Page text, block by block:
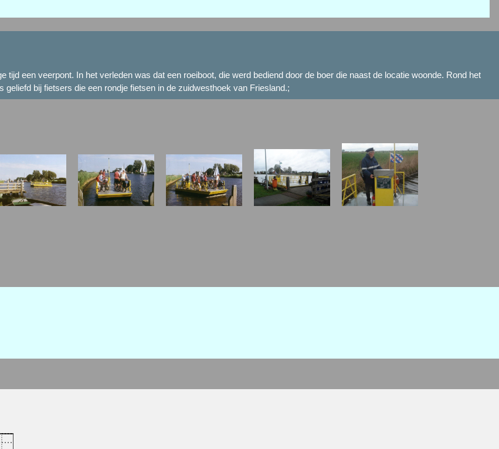
een veerpont. In het verleden was dat een roeiboot, die werd bediend door de boer die naast de locatie woonde. Rond het
bij fietsers die een rondje fietsen in de zuidwesthoek van Friesland.;